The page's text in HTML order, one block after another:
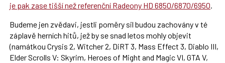
je pak zase tišší než referenční Radeony HD 6850/6870/6950.
Budeme jen zvědavi, jestli poměry sil budou zachovány v té
záplavě herních hitů, jež by se snad letos mohly objevit
(namátkou Crysis 2, Witcher 2, DiRT 3, Mass Effect 3, Diablo III,
Elder Scrolls V: Skyrim, Heroes of Might and Magic VI, GTA V,